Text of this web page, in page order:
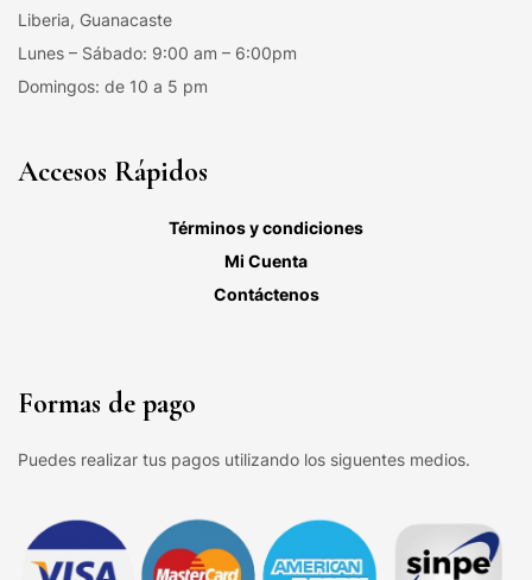
Liberia, Guanacaste
Lunes – Sábado: 9:00 am – 6:00pm
Domingos: de 10 a 5 pm
Accesos Rápidos
Términos y condiciones
Mi Cuenta
Contáctenos
Formas de pago
Puedes realizar tus pagos utilizando los siguentes medios.